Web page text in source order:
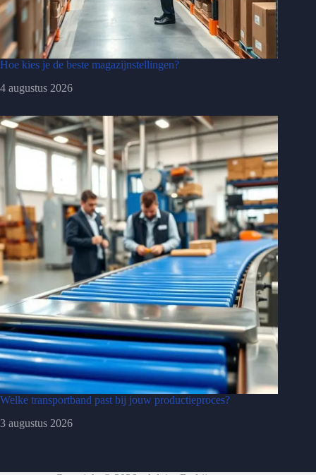
Hoe kies je de beste magazijnstellingen?
4 augustus 2026
Welke transportband past bij jouw productieproces?
3 augustus 2026